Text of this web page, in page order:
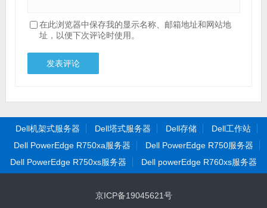
在此浏览器中保存我的显示名称、邮箱地址和网站地
址，以便下次评论时使用。
Dell机架式服务器 Dell塔式服务器 Dell存储
Dell工作站
Dell PowerEdge R750xa服务器
Dell PowerEdge R750服务器
Dell PowerEdge R750xs服务器
Dell powerEdge R760xs服务器
京ICP备19045621号